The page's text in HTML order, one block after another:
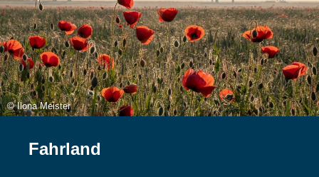
© Ilona Meister
Fahrland